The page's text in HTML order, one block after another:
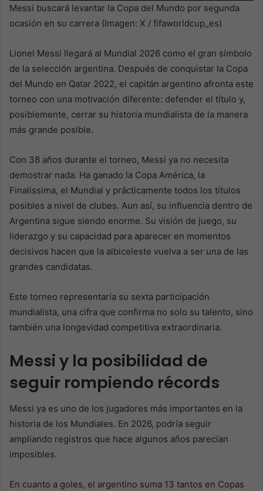
Messi buscará levantar la Copa del Mundo por segunda
ocasión en su carrera (Imagen: X / fifaworldcup_es)
Lionel Messi llegará al Mundial 2026 como el gran símbolo
de la selección argentina. Después de conquistar la Copa
del Mundo en Qatar 2022, el capitán argentino afronta este
torneo con una motivación diferente: defender el título y,
posiblemente, cerrar su historia mundialista de la manera
más grande posible.
Con 38 años durante el torneo, Messi ya no necesita
demostrar nada. Ha ganado la Copa América, la
Finalissima, el Mundial y prácticamente todos los títulos
posibles a nivel de clubes. Aun así, su influencia dentro de
Argentina sigue siendo enorme. Su visión de juego, su
liderazgo y su capacidad para aparecer en momentos
decisivos hacen que la albiceleste vuelva a ser una de las
grandes candidatas.
Este torneo representaría su sexta participación
mundialista, una cifra que confirma no solo su talento, sino
también una longevidad competitiva extraordinaria.
Messi y la posibilidad de
seguir rompiendo récords
Messi ya es uno de los jugadores más importantes en la
historia de los Mundiales. En 2026, podría seguir
ampliando registros que hace algunos años parecían
imposibles.
En cuanto a goles, el argentino suma 13 tantos en Copas